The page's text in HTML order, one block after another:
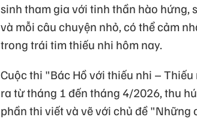
sinh tham gia với tinh thần hào hứng,
và mỗi câu chuyện nhỏ, có thể cảm
trong trái tim thiếu nhi hôm nay.
Cuộc thi "Bác Hồ với thiếu nhi –
ra từ tháng 1 đến tháng 4/2026, thu
phần thi viết và vẽ với chủ đề